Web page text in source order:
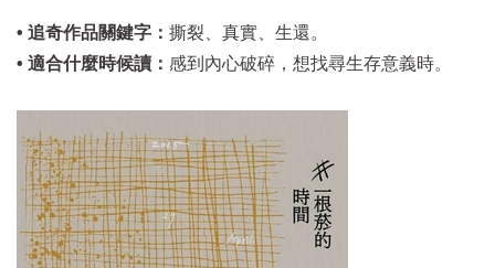
• 追奇作品關鍵字： 撕裂、真實、生還。
• 適合什麼時候讀： 感到內心破碎，想找尋生存意義時。